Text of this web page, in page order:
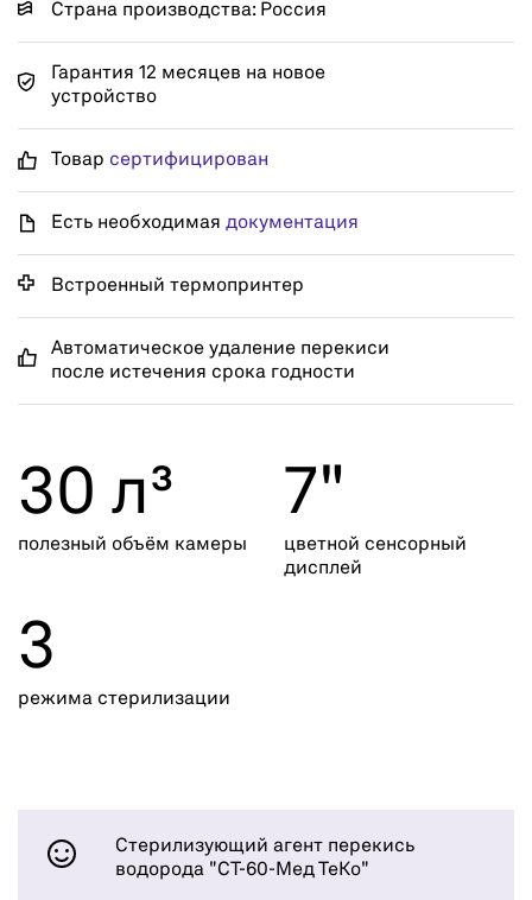
Страна производства: Россия
Гарантия 12 месяцев на новое
устройство
Товар сертифицирован
Есть необходимая документация
Встроенный термопринтер
Автоматическое удаление перекиси
после истечения срока годности
30 л³
полезный объём камеры
7"
цветной сенсорный
дисплей
3
режима стерилизации
Стерилизующий агент перекись
водорода "СТ-60-Мед ТеКо"